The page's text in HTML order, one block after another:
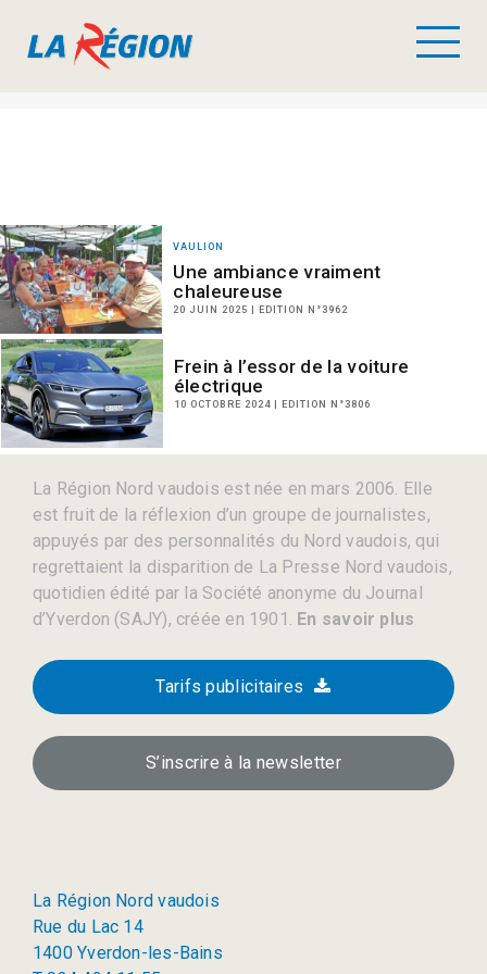
VAULION
Une ambiance vraiment
chaleureuse
20 JUIN 2025 | EDITION N°3962
Frein à l’essor de la voiture
électrique
10 OCTOBRE 2024 | EDITION N°3806
La Région Nord vaudois est née en mars 2006. Elle
est fruit de la réflexion d’un groupe de journalistes,
appuyés par des personnalités du Nord vaudois, qui
regrettaient la disparition de La Presse Nord vaudois,
quotidien édité par la Société anonyme du Journal
d’Yverdon (SAJY), créée en 1901. En savoir plus
Tarifs publicitaires
S’inscrire à la newsletter
La Région Nord vaudois
Rue du Lac 14
1400 Yverdon-les-Bains